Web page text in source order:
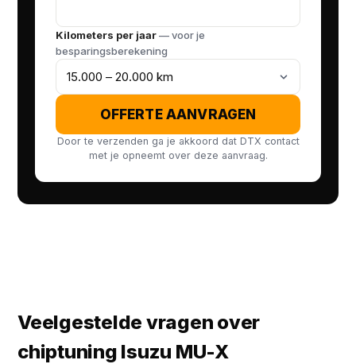
Kilometers per jaar— voor je
besparingsberekening
OFFERTE AANVRAGEN
Door te verzenden ga je akkoord dat DTX contact
met je opneemt over deze aanvraag.
Veelgestelde vragen over
chiptuning Isuzu MU-X